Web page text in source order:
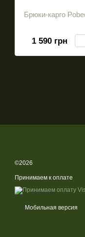
Брюки-карго
1 590 грн
©2026
Принимаем к оплате
Мобильная версия